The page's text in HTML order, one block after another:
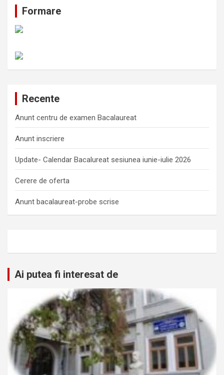
Formare
Recente
Anunt centru de examen Bacalaureat
Anunt inscriere
Update- Calendar Bacalureat sesiunea iunie-iulie 2026
Cerere de oferta
Anunt bacalaureat-probe scrise
Ai putea fi interesat de